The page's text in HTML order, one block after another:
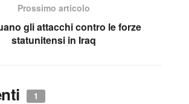
Prossimo articolo
gli attacchi contro le forze
statunitensi in Iraq
1